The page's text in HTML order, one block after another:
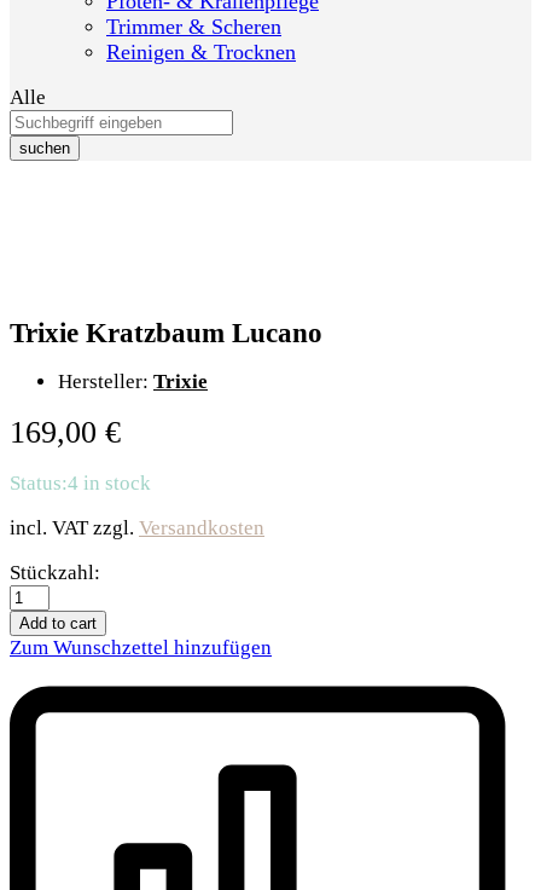
Trimmer & Scheren
Reinigen & Trocknen
Alle
suchen
Trixie Kratzbaum Lucano
Hersteller: Trixie
169,00 €
Status:4 in stock
incl. VAT zzgl. Versandkosten
Trixie
Kratzbaum
Lucano
quantity
Stückzahl:
Add to cart
Zum Wunschzettel hinzufügen